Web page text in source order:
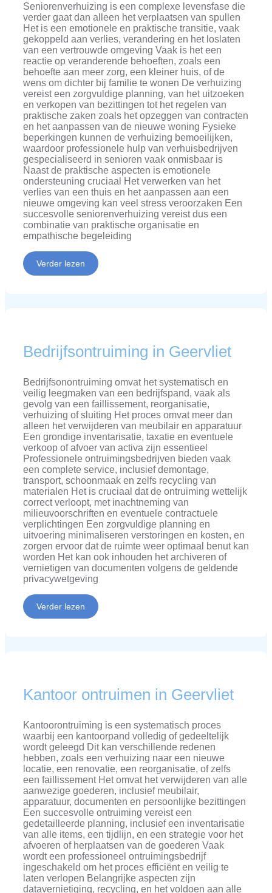
Seniorenverhuizing is een complexe levensfase die
verder gaat dan alleen het verplaatsen van spullen
Het is een emotionele en praktische transitie, vaak
gekoppeld aan verlies, verandering en het loslaten
van een vertrouwde omgeving Vaak is het een
reactie op veranderende behoeften, zoals een
behoefte aan meer zorg, een kleiner huis, of de
wens om dichter bij familie te wonen De verhuizing
vereist een zorgvuldige planning, van het uitzoeken
en verkopen van bezittingen tot het regelen van
praktische zaken zoals het opzeggen van contracten
en het aanpassen van de nieuwe woning Fysieke
beperkingen kunnen de verhuizing bemoeilijken,
waardoor professionele hulp van verhuisbedrijven
gespecialiseerd in senioren vaak onmisbaar is
Naast de praktische aspecten is emotionele
ondersteuning cruciaal Het verwerken van het
verlies van een thuis en het aanpassen aan een
nieuwe omgeving kan veel stress veroorzaken Een
succesvolle seniorenverhuizing vereist dus een
combinatie van praktische organisatie en
empathische begeleiding
Verder lezen
Bedrijfsontruiming in Geervliet
Bedrijfsonontruiming omvat het systematisch en
veilig leegmaken van een bedrijfspand, vaak als
gevolg van een faillissement, reorganisatie,
verhuizing of sluiting Het proces omvat meer dan
alleen het verwijderen van meubilair en apparatuur
Een grondige inventarisatie, taxatie en eventuele
verkoop of afvoer van activa zijn essentieel
Professionele ontruimingsbedrijven bieden vaak
een complete service, inclusief demontage,
transport, schoonmaak en zelfs recycling van
materialen Het is cruciaal dat de ontruiming wettelijk
correct verloopt, met inachtneming van
milieuvoorschriften en eventuele contractuele
verplichtingen Een zorgvuldige planning en
uitvoering minimaliseren verstoringen en kosten, en
zorgen ervoor dat de ruimte weer optimaal benut kan
worden Het kan ook inhouden het archiveren of
vernietigen van documenten volgens de geldende
privacywetgeving
Verder lezen
Kantoor ontruimen in Geervliet
Kantoorontruiming is een systematisch proces
waarbij een kantoorpand volledig of gedeeltelijk
wordt geleegd Dit kan verschillende redenen
hebben, zoals een verhuizing naar een nieuwe
locatie, een renovatie, een reorganisatie, of zelfs
een faillissement Het omvat het verwijderen van alle
aanwezige goederen, inclusief meubilair,
apparatuur, documenten en persoonlijke bezittingen
Een succesvolle ontruiming vereist een
gedetailleerde planning, inclusief een inventarisatie
van alle items, een tijdlijn, en een strategie voor het
afvoeren of herplaatsen van de goederen Vaak
wordt een professioneel ontruimingsbedrijf
ingeschakeld om het proces efficiënt en veilig te
laten verlopen Belangrijke aspecten zijn
datavernietiging, recycling, en het voldoen aan alle